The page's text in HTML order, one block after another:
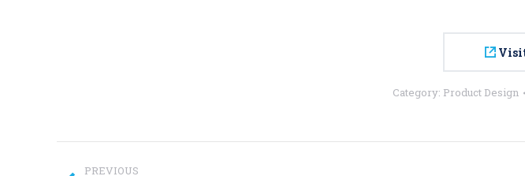
Visit
Category: Product Design
Project
PREVIOUS